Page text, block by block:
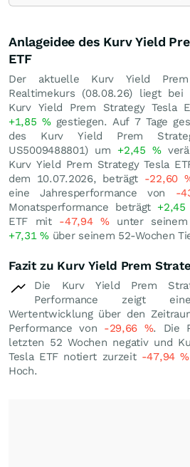
Anlageidee des Kurv Yield
ETF
Der aktuelle Kurv Yield
Realtimekurs (08.08.26) liegt bei
Kurv Yield Prem Strategy Tesla
+1,85 %gestiegen. Auf 7 Tage
des Kurv Yield Prem
US5009488801) um +2,45 %
Kurv Yield Prem Strategy Tesla
dem 10.07.2026, beträgt -22,60
eine Jahresperformance von -
Monatsperformance beträgt +2,45
ETF mit -47,94 %unter seinem
+7,31%über seinem 52-Wochen
Fazit zu Kurv Yield Prem
Die Kurv Yield Prem
Performance zeigt
Wertentwicklung über den
Performance von -29,66 %. Die
letzten 52 Wochen negativ und
Tesla ETF notiert zurzeit -47,94%
Hoch.